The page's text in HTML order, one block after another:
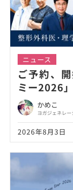
ニュース
ご予約、
ミー2026
かめこ
ヨガジェネレ
2026年8月3日